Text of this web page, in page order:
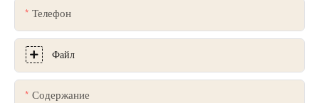
Телефон
Файл
Содержание